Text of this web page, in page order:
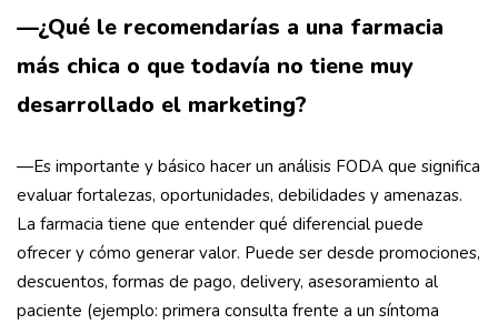
—¿Qué le recomendarías a una farmacia
más chica o que todavía no tiene muy
desarrollado el marketing?
—Es importante y básico hacer un análisis FODA que significa
evaluar fortalezas, oportunidades, debilidades y amenazas.
La farmacia tiene que entender qué diferencial puede
ofrecer y cómo generar valor. Puede ser desde promociones,
descuentos, formas de pago, delivery, asesoramiento al
paciente (ejemplo: primera consulta frente a un síntoma